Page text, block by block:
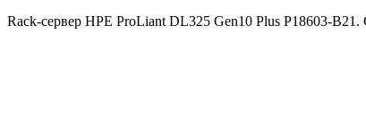
Rack-сервер HPE ProLiant DL325 Gen10 Plus P18603-